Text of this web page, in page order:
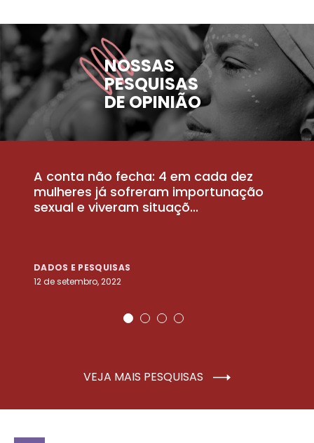
NOSSAS
PESQUISAS
DE OPINIÃO
A conta não fecha: 4 em cada dez
mulheres já sofreram importunação
sexual e viveram situaçõ...
DADOS E PESQUISAS
12 de setembro, 2022
VEJA MAIS PESQUISAS